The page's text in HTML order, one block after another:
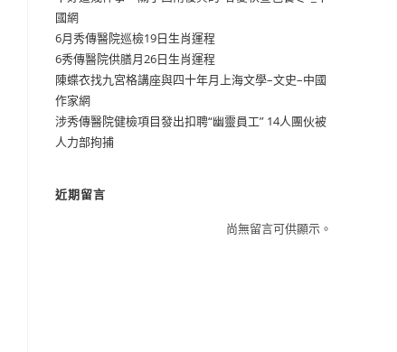
國網
6月秀傳醫院巡檢19日生肖運程
6秀傳醫院供膳月26日生肖運程
陳蝶衣找九宮格講座與四十年月上海文學–文史–中國
作家網
涉秀傳醫院健檢項目發出扣聘“幽靈員工” 14人團伙被
人力部拘捕
近期留言
尚無留言可供顯示。